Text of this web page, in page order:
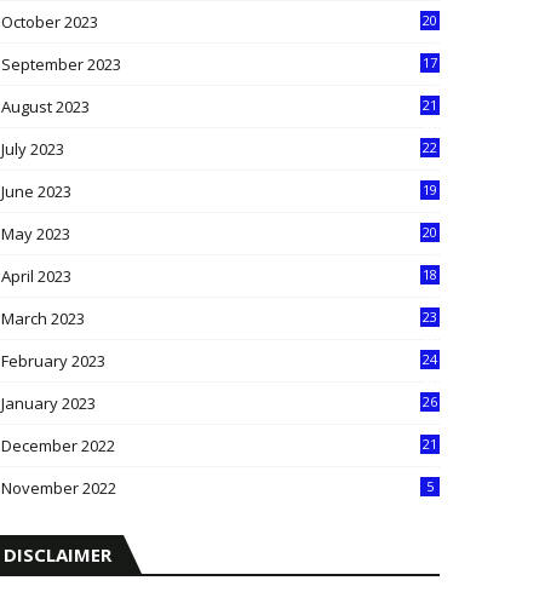
October 2023
20
September 2023
17
August 2023
21
July 2023
22
June 2023
19
May 2023
20
April 2023
18
March 2023
23
February 2023
24
January 2023
26
December 2022
21
November 2022 5
DISCLAIMER